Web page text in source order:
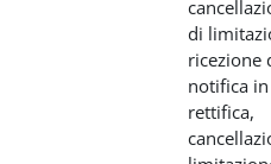
di
ricezione
notifica
rettifica,